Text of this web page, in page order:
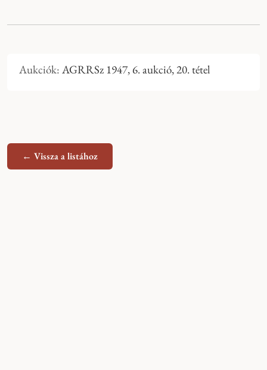
Aukciók: AGRRSz 1947, 6. aukció, 20. tétel
← Vissza a listához